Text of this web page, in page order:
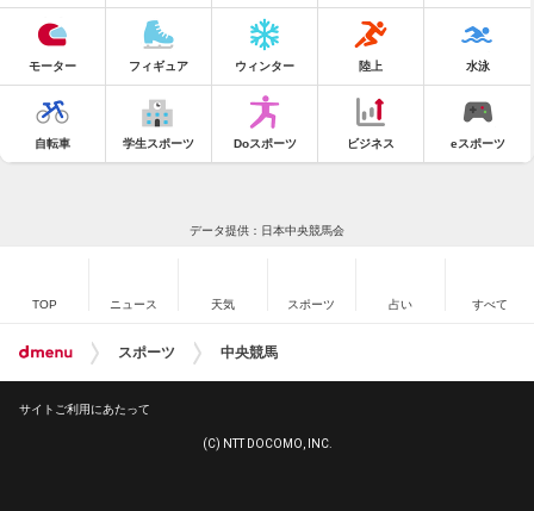
モーター フィギュア ウィンター 陸上 水泳
自転車 学生スポーツ Doスポーツ ビジネス eスポーツ
データ提供：日本中央競馬会
TOP ニュース 天気 スポーツ 占い すべて
スポーツ 中央競馬
サイトご利用にあたって
(C) NTT DOCOMO, INC.